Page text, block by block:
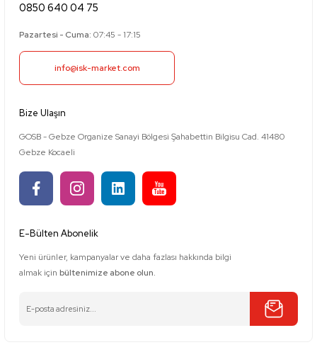
0850 640 04 75
Pazartesi - Cuma: 07:45 - 17:15
info@isk-market.com
Bize Ulaşın
GOSB - Gebze Organize Sanayi Bölgesi Şahabettin Bilgisu Cad. 41480
Gebze Kocaeli
E-Bülten Abonelik
Yeni ürünler, kampanyalar ve daha fazlası hakkında bilgi
almak için bültenimize abone olun.